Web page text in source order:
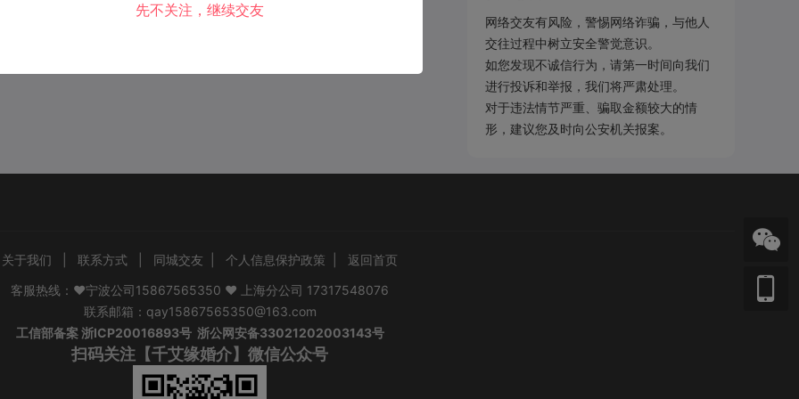
网络交友有风险，警惕网络诈骗，与他人
交往过程中树立安全警觉意识。
如您发现不诚信行为，请第一时间向我们
进行投诉和举报，我们将严肃处理。
对于违法情节严重、骗取金额较大的情
形，建议您及时向公安机关报案。
关于我们 联系方式 同城交友 个人信息保护政策
返回首页
客服热线：❤宁波公司15867565350 ❤ 上海分公司 17317548076
联系邮箱：qay15867565350@163.com
工信部备案浙ICP20016893号 浙公网安备33021202003143号
扫码关注【千艾缘婚介】微信公众号
先不关注，继续交友